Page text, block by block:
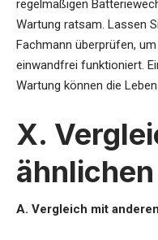
regelmäßigen
Wartung ratsam. Lassen
Fachmann überprüfen,
einwandfrei funktioniert.
Wartung können die
X.
A. Vergleich mit